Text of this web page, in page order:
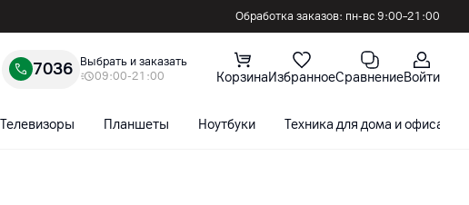
Обработка заказов: пн-вс 9:00–21:00
7036
Выбрать и заказать
09:00-21:00
КорзинаИзбранноеСравнениеВойти
Телевизоры Планшеты Ноутбуки Техника для дома и офиса